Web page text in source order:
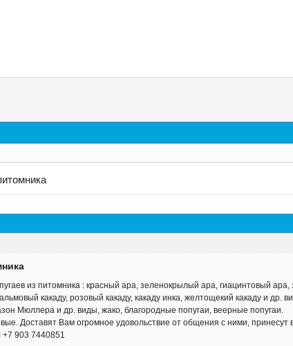
из питомника : красный ара, зеленокрылый ара, гиацинтовый
какаду, розовый какаду, какаду инка, желтощекий какаду и др.
Мюллера и др. виды, жако, благородные попугаи, веерные попугаи.
Доставят Вам огромное удовольствие от общения с ними, принесут
+7 903 7440851